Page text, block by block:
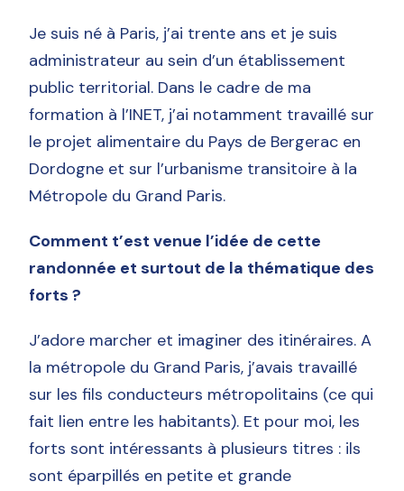
Je suis né à Paris, j’ai trente ans et je suis
administrateur au sein d’un établissement
public territorial. Dans le cadre de ma
formation à l’INET, j’ai notamment travaillé sur
le projet alimentaire du Pays de Bergerac en
Dordogne et sur l’urbanisme transitoire à la
Métropole du Grand Paris.
Comment t’est venue l’idée de cette
randonnée et surtout de la thématique des
forts ?
J’adore marcher et imaginer des itinéraires. A
la métropole du Grand Paris, j’avais travaillé
sur les fils conducteurs métropolitains (ce qui
fait lien entre les habitants). Et pour moi, les
forts sont intéressants à plusieurs titres : ils
sont éparpillés en petite et grande